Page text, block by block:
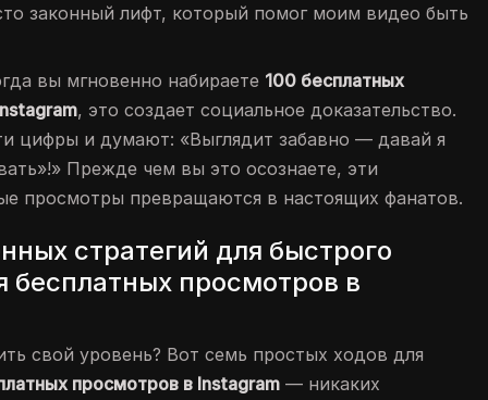
законный лифт, который помог моим видео быть
вы мгновенно набираете 100 бесплатных
, это создает социальное доказательство.
цифры и думают: «Выглядит забавно — давай я
Прежде чем вы это осознаете, эти
просмотры превращаются в настоящих фанатов.
стратегий для быстрого
бесплатных просмотров в
свой уровень? Вот семь простых ходов для
просмотров в Instagram — никаких